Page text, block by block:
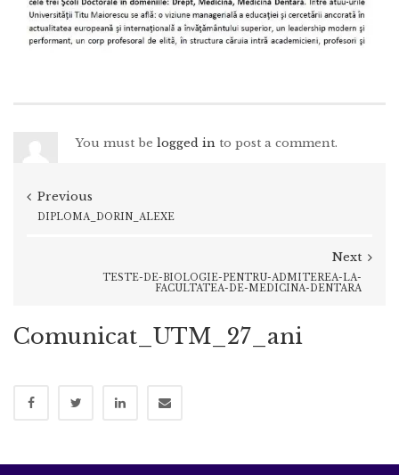
You must be logged in to post a comment.
Previous
DIPLOMA_DORIN_ALEXE
Next
TESTE-DE-BIOLOGIE-PENTRU-ADMITEREA-LA-
FACULTATEA-DE-MEDICINA-DENTARA
Comunicat_UTM_27_ani